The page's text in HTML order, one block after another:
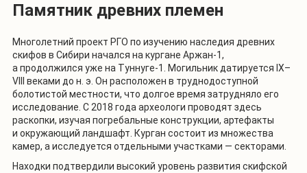
Памятник древних племен
Многолетний проект РГО по изучению наследия древних
скифов в Сибири начался на кургане Аржан-1,
а продолжился уже на Туннуге-1. Могильник датируется IX–
VIII веками до н. э. Он расположен в труднодоступной
болотистой местности, что долгое время затрудняло его
исследование. С 2018 года археологи проводят здесь
раскопки, изучая погребальные конструкции, артефакты
и окружающий ландшафт. Курган состоит из множества
камер, а исследуется отдельными участками — секторами.
Находки подтвердили высокий уровень развития скифской